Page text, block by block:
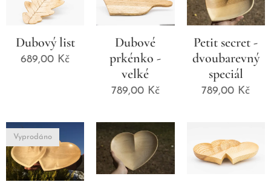
Dubový list
689,00 Kč
Dubové
prkénko -
velké
789,00Kč
Petit secret -
dvoubarevný
speciál
789,00 Kč
Vyprodáno